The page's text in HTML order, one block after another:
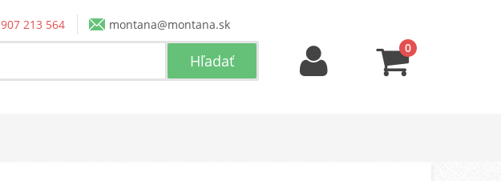
213 564
montana@montana.sk
0